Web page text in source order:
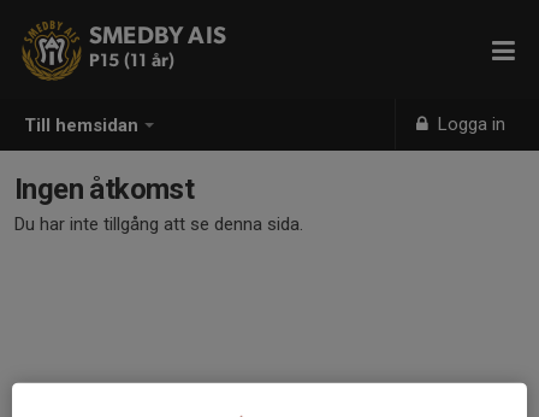
Till hemsidan Logga in
SMEDBY AIS
P15 (11 år)
Ingen åtkomst
Du har inte tillgång att se denna sida.